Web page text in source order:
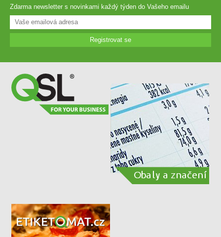
Zdarma newsletter s novinkami každý týden do Vašeho emailu
Registrovat se